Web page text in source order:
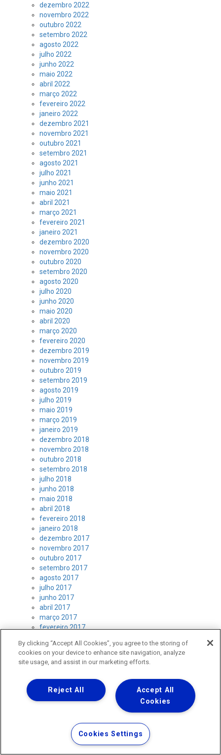
dezembro 2022
novembro 2022
outubro 2022
setembro 2022
agosto 2022
julho 2022
junho 2022
maio 2022
abril 2022
março 2022
fevereiro 2022
janeiro 2022
dezembro 2021
novembro 2021
outubro 2021
setembro 2021
agosto 2021
julho 2021
junho 2021
maio 2021
abril 2021
março 2021
fevereiro 2021
janeiro 2021
dezembro 2020
novembro 2020
outubro 2020
setembro 2020
agosto 2020
julho 2020
junho 2020
maio 2020
abril 2020
março 2020
fevereiro 2020
dezembro 2019
novembro 2019
outubro 2019
setembro 2019
agosto 2019
julho 2019
maio 2019
março 2019
janeiro 2019
dezembro 2018
novembro 2018
outubro 2018
setembro 2018
julho 2018
junho 2018
maio 2018
abril 2018
fevereiro 2018
janeiro 2018
dezembro 2017
novembro 2017
outubro 2017
setembro 2017
agosto 2017
julho 2017
junho 2017
abril 2017
março 2017
fevereiro 2017
dezembro 2016
novembro 2016
outubro 2016
Categorias
Abastecimento(399)
Atendimento(125)
Comunicados(1.269)
(130)
By clicking “Accept All Cookies”, you agree to the storing of
cookies on your device to enhance site navigation, analyze
site usage, and assist in our marketing efforts.
Accept All
Cookies
Reject All
Cookies Settings